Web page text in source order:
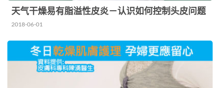
天气干燥易有脂溢性皮炎－认识如何控制头皮问题
2018-06-01